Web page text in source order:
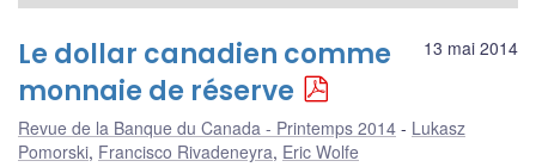
13 mai 2014
Le dollar canadien comme
monnaie de réserve
Revue de la Banque du Canada - Printemps 2014
Lukasz
Pomorski, Francisco Rivadeneyra, Eric Wolfe